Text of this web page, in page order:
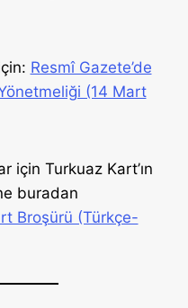
Resmî Gazete’de
(14 Mart
için Turkuaz Kart’ın
buradan
Broşürü (Türkçe-